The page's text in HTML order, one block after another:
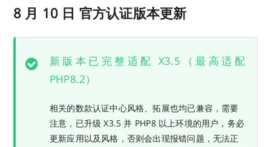
8 月 10 日 官方认证版本更新
新版本已完整适配 X3.5（最高适配
PHP8.2）
相关的数款认证中心风格、拓展也均已兼容，需要
注意，已升级 X3.5 并 PHP8 以上环境的用户，务必
更新应用以及风格，否则会出现报错问题，无法正